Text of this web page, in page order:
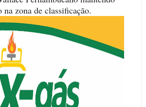
na zona de classificação.